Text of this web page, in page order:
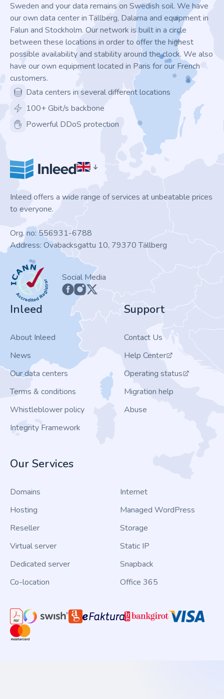
Sweden and your data remains on Swedish soil. We have
our own data center in Tällberg, Dalarna and equipment in
Falun and Stockholm. Our network is built in a circle
between these locations in order to offer the highest
possible availability and stability around the clock. We also
have our own equipment located in Paris for our French
customers.
Data centers in several different locations
100+ Gbit/s backbone
Powerful DDoS protection
Inleed offers a wide range of services at unbeatable prices
to everyone.
Org. no: 556931-6788
Address: Ovabacksgattu 10, 79370 Tällberg
ICANN
Social Media
Inleed
About Inleed
News
Our data centers
Terms & conditions
Whistleblower policy
Integrity Framework
Support
Contact Us
Help Center
Operating status
Migration help
Abuse
Our Services
Domains
Hosting
Reseller
Virtual server
Dedicated server
Co-location
Internet
Managed WordPress
Storage
Static IP
Snapback
Office 365